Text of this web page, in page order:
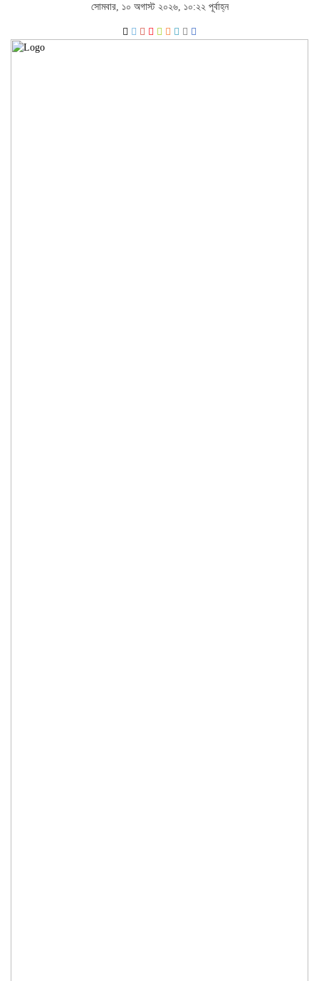
সোমবার, ১০ অগাস্ট ২০২৬, ১০:২২ পূর্বাহ্ন